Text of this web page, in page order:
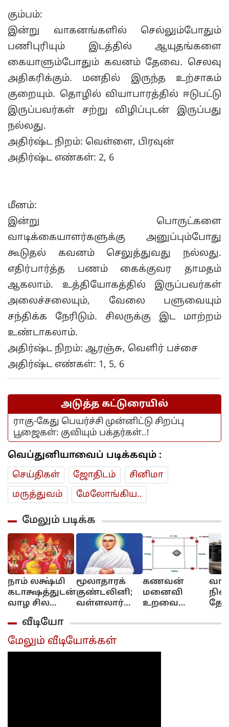
கும்பம்:
இன்று வாகனங்களில் செல்லும்போதும்
பணிபுரியும் இடத்தில் ஆயுதங்களை
கையாளும்போதும் கவனம் தேவை. செலவு
அதிகரிக்கும். மனதில் இருந்த உற்சாகம்
குறையும். தொழில் வியாபாரத்தில் ஈடுபட்டு
இருப்பவர்கள் சற்று விழிப்புடன் இருப்பது
நல்லது.
அதிர்ஷ்ட நிறம்: வெள்ளை, பிரவுன்
அதிர்ஷ்ட எண்கள்: 2, 6
மீனம்:
இன்று பொருட்களை
வாடிக்கையாளர்களுக்கு அனுப்பும்போது
கூடுதல் கவனம் செலுத்துவது நல்லது.
எதிர்பார்த்த பணம் கைக்குவர தாமதம்
ஆகலாம். உத்தியோகத்தில் இருப்பவர்கள்
அலைச்சலையும், வேலை பளுவையும்
சந்திக்க நேரிடும். சிலருக்கு இட மாற்றம்
உண்டாகலாம்.
அதிர்ஷ்ட நிறம்: ஆரஞ்சு, வெளிர் பச்சை
அதிர்ஷ்ட எண்கள்: 1, 5, 6
அடுத்த கட்டுரையில்
ராகு-கேது பெயர்ச்சி முன்னிட்டு சிறப்பு
பூஜைகள்: குவியும் பக்தர்கள்..!
வெப்துனியாவைப் படிக்கவும் :
செய்திகள் ஜோ‌திட‌ம்
சினிமா
மரு‌த்துவ‌ம்
மேலோங்கிய..
மேலும் படிக்க
நாம் லக்ஷ்மி
கடாக்ஷத்துடன்
வாழ சில
மூலாதாரக்
குண்டலினி;
வள்ளலார்
கணவன்
மனைவி
உறவை
குபேர மூலை!
வீடியோ
மேலும் வீடியோக்கள்